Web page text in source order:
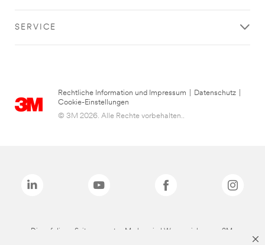
SERVICE
Rechtliche Information und Impressum Datenschutz
Cookie-Einstellungen
© 3M 2026. Alle Rechte vorbehalten..
Die auf dieser Seite genannten Marken sind Warenzeichen von 3M.